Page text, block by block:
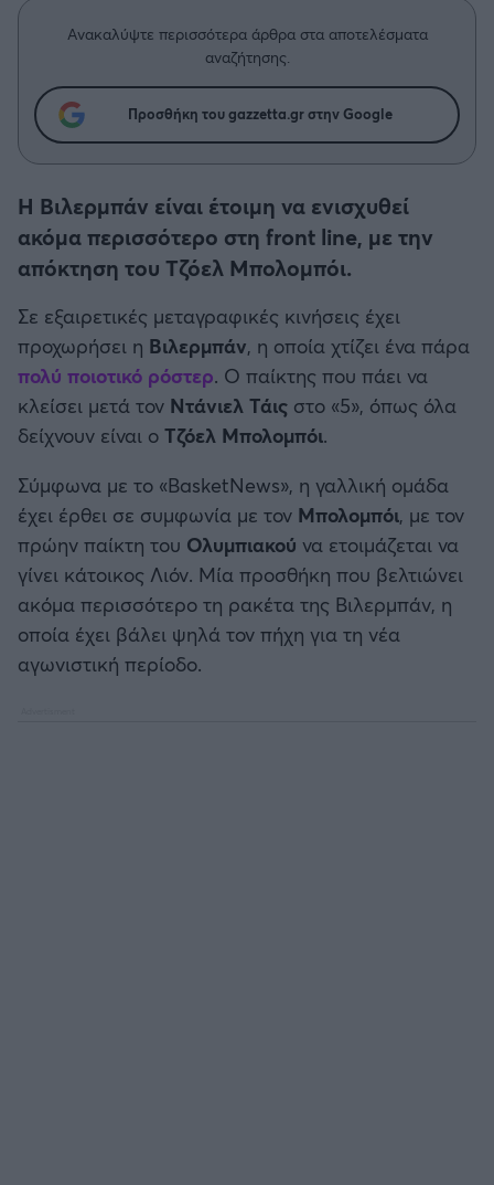
Άρης
Λεβαδειακός
Βόλος
Ατρόμητος Αθηνών
Κηφισιά
Αστέρας Τρίπολης
Παναιτωλικός
Καλαμάτα
Ηρακλής
Μπαρτσελόνα
Μεγάλη μου Αγάπη
Ανακαλύψτε περισσότερα άρθρα στα αποτελέσματα
αναζήτησης.
Προσθήκη του gazzetta.gr στην Google
Η Βιλερμπάν είναι έτοιμη να ενισχυθεί
ακόμα περισσότερο στη front line, με την
απόκτηση του Τζόελ Μπολομπόι.
Σε εξαιρετικές μεταγραφικές κινήσεις έχει
προχωρήσει η Βιλερμπάν, η οποία χτίζει ένα πάρα
πολύ ποιοτικό ρόστερ. Ο παίκτης που πάει να
κλείσει μετά τον Ντάνιελ Τάις στο «5», όπως όλα
δείχνουν είναι ο Τζόελ Μπολομπόι.
Σύμφωνα με το «BasketNews», η γαλλική ομάδα
έχει έρθει σε συμφωνία με τον Μπολομπόι, με τον
πρώην παίκτη του Ολυμπιακού να ετοιμάζεται να
γίνει κάτοικος Λιόν. Μία προσθήκη που βελτιώνει
ακόμα περισσότερο τη ρακέτα της Βιλερμπάν, η
οποία έχει βάλει ψηλά τον πήχη για τη νέα
αγωνιστική περίοδο.